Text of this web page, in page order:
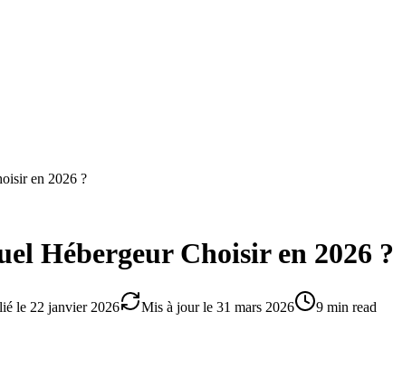
en 2026 ?
Hébergeur Choisir en 2026 ?
le 22 janvier 2026 Mis à jour le 31 mars 2026
9 min read